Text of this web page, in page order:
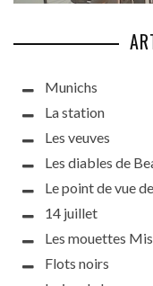
Munichs
La station
Les veuves
Les diables de
Le point de vue
14 juillet
Les mouettes
Flots noirs